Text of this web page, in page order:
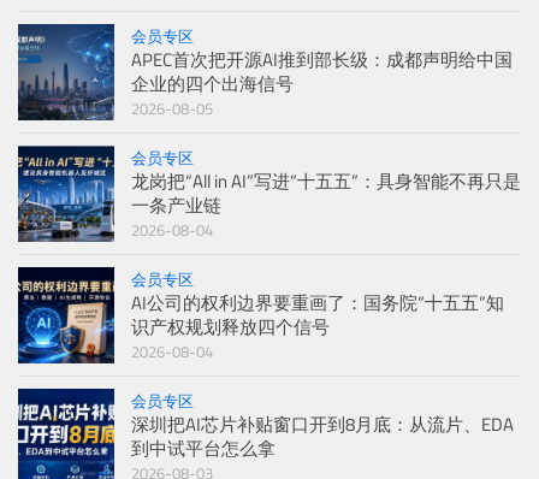
会员专区
APEC首次把开源AI推到部长级：成都声明给中国
企业的四个出海信号
2026-08-05
会员专区
龙岗把“All in AI”写进“十五五”：具身智能不再只是
一条产业链
2026-08-04
会员专区
AI公司的权利边界要重画了：国务院“十五五”知
识产权规划释放四个信号
2026-08-04
会员专区
深圳把AI芯片补贴窗口开到8月底：从流片、EDA
到中试平台怎么拿
2026-08-03